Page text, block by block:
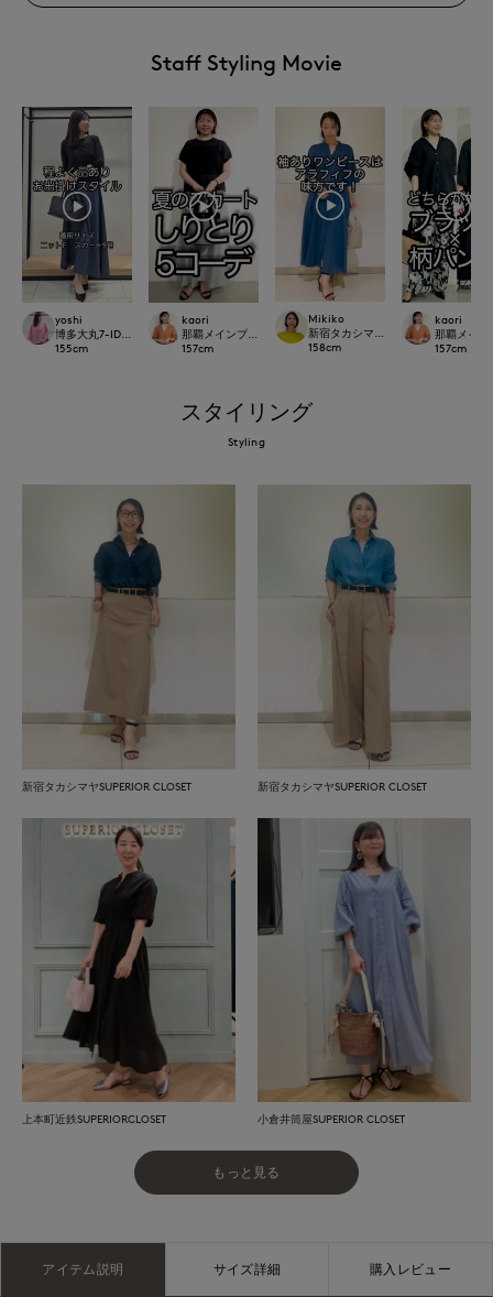
Staff Styling Movie
yoshi
博多大丸7-IDconcept.
155cm
kaori
那覇メインプレイスI.T.'S.international
157cm
Mikiko
新宿タカシマヤSUPERIOR CLOSET
158cm
kaori
那覇メイ
157cm
スタイリング
Styling
新宿タカシマヤSUPERIOR CLOSET 新宿タカシマヤSUPERIOR CLOSET
上本町近鉄SUPERIORCLOSET 小倉井筒屋SUPERIOR CLOSET
もっと見る
アイテム説明 サイズ詳細 購入レビュー